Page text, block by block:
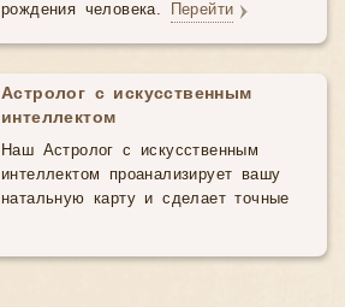
рождения человека. Перейти
Астролог с искусственным
интеллектом
Наш Астролог с искусственным
интеллектом проанализирует вашу
натальную карту и сделает точные